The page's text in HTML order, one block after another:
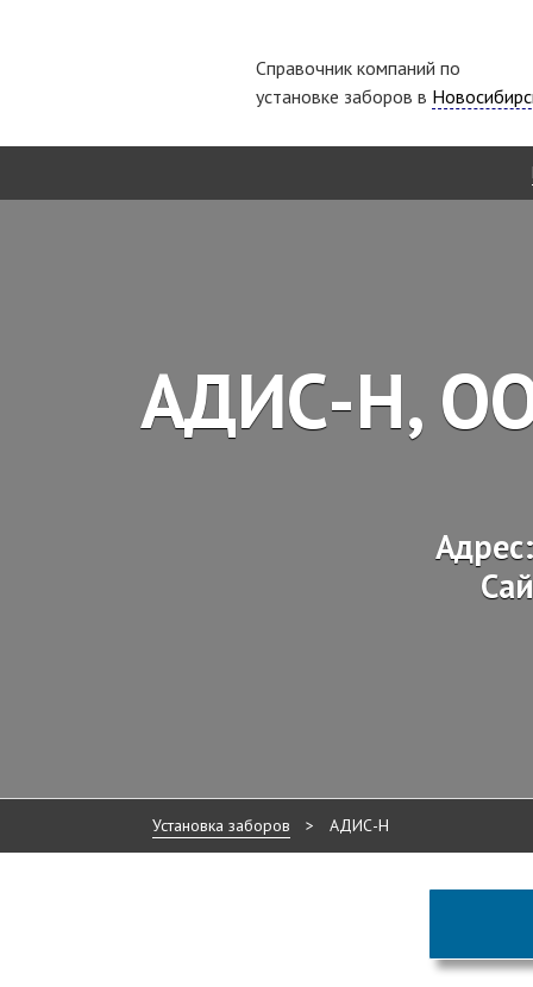
Справочник компаний по
установке заборов в
АДИС-Н,
Установка заборов > АДИС-Н